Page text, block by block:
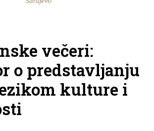
večeri:
o predstavljanju
kulture i